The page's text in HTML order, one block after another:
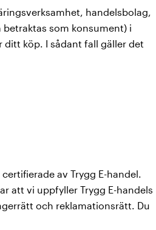
handelsbolag,
som konsument) i
köp. I sådant fall gäller det
av Trygg E-handel.
att vi uppfyller Trygg E-handels
och reklamationsrätt. Du